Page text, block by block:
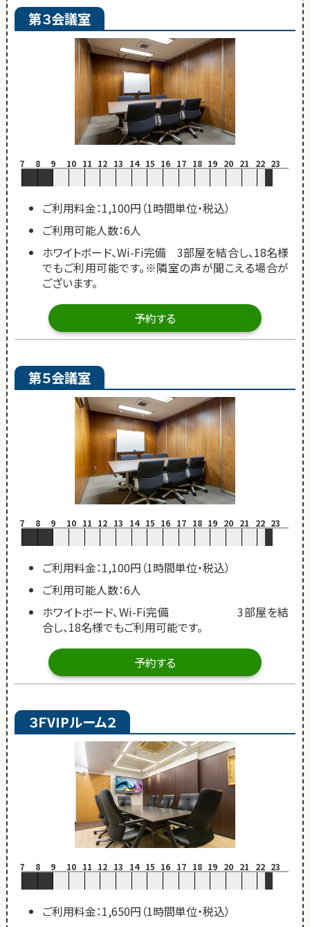
第３会議室
7 8 9 10 11 12 13 14 15 16 17 18 19 20 21 22 23
ご利用料金：1,100円（1時間単位・税込）
ご利用可能人数：6人
ホワイトボード、Wi-Fi完備 3部屋を結合し、18名様
でもご利用可能です。※隣室の声が聞こえる場合が
ございます。
予約する
第５会議室
7 8 9 10 11 12 13 14 15 16 17 18 19 20 21 22 23
ご利用料金：1,100円（1時間単位・税込）
ご利用可能人数：6人
ホワイトボード、Wi-Fi完備 3部屋を結
合し、18名様でもご利用可能です。
予約する
３ＦVIPルーム２
7 8 9 10 11 12 13 14 15 16 17 18 19 20 21 22 23
ご利用料金：1,650円（1時間単位・税込）